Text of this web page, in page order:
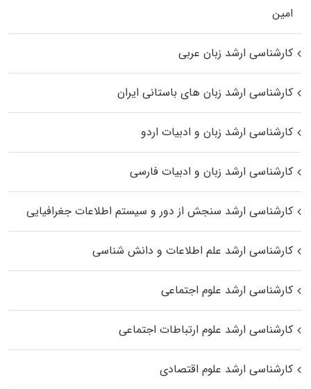
اﻣﻴﻦ
کارشناسی ارشد زبان عربی
کارشناسی ارشد زبان‌ های باستانی ایران
کارشناسی ارشد زبان و ادبیات اردو
کارشناسی ارشد زبان و ادبیات فارسی
کارشناسی ارشد سنجش از دور و سیستم اطلاعات جغرافیایی
کارشناسی ارشد علم اطلاعات و دانش شناسی
کارشناسی ارشد علوم اجتماعی
کارشناسی ارشد علوم ارتباطات اجتماعی
کارشناسی ارشد علوم اقتصادی